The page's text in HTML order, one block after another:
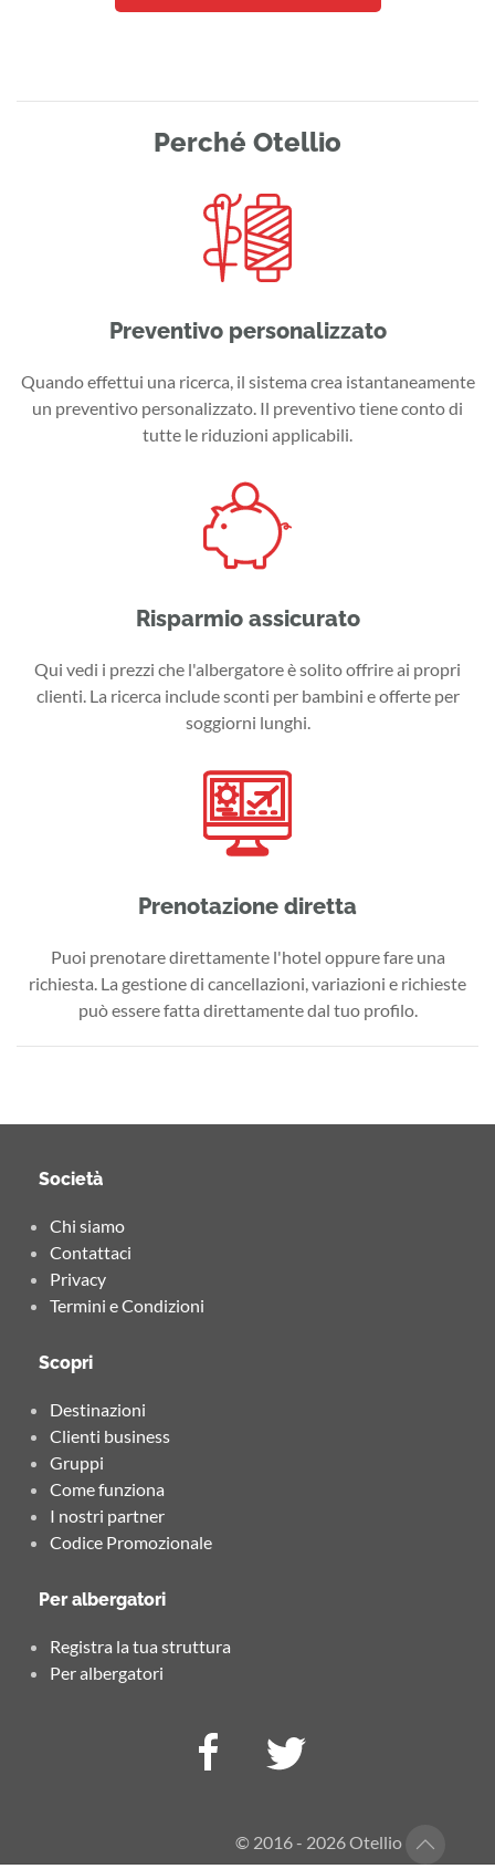
Perché Otellio
Preventivo personalizzato
Quando effettui una ricerca, il sistema crea istantaneamente
un preventivo personalizzato. Il preventivo tiene conto di
tutte le riduzioni applicabili.
Risparmio assicurato
Qui vedi i prezzi che l'albergatore è solito offrire ai propri
clienti. La ricerca include sconti per bambini e offerte per
soggiorni lunghi.
Prenotazione diretta
Puoi prenotare direttamente l'hotel oppure fare una
richiesta. La gestione di cancellazioni, variazioni e richieste
può essere fatta direttamente dal tuo profilo.
Società
Chi siamo
Contattaci
Privacy
Termini e Condizioni
Scopri
Destinazioni
Clienti business
Gruppi
Come funziona
I nostri partner
Codice Promozionale
Per albergatori
Registra la tua struttura
Per albergatori
© 2016 - 2026 Otellio